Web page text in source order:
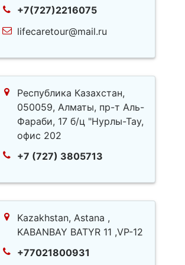
+7(727)2216075
lifecaretour@mail.ru
Республика Казахстан,
050059, Алматы, пр-т Аль-
Фараби, 17 б/ц "Нурлы-Тау,
офис 202
+7 (727) 3805713
Kazakhstan, Astana ,
KABANBAY BATYR 11 ,VP-12
+77021800931